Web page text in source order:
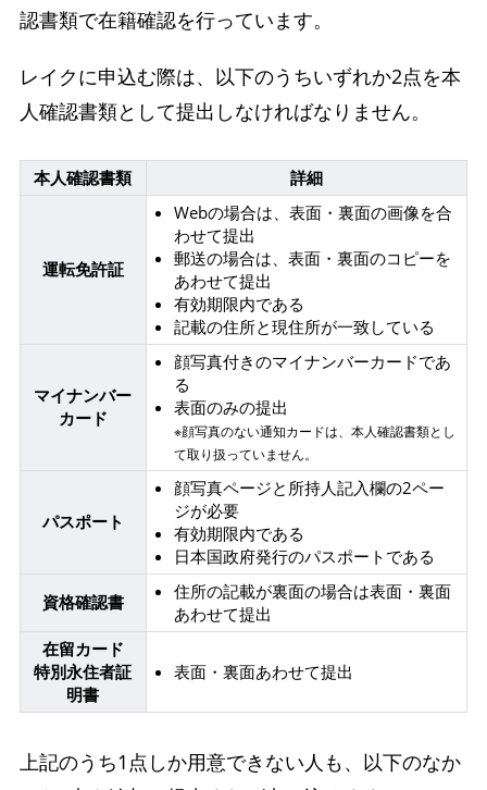
認書類で在籍確認を行っています。
レイクに申込む際は、以下のうちいずれか2点を本
人確認書類として提出しなければなりません。
本人確認書類 詳細
運転免許証
Webの場合は、表面・裏面の画像を合
わせて提出
郵送の場合は、表面・裏面のコピーを
あわせて提出
有効期限内である
記載の住所と現住所が一致している
マイナンバー
カード
顔写真付きのマイナンバーカードであ
る
表面のみの提出
※顔写真のない通知カードは、本人確認書類とし
て取り扱っていません。
パスポート
顔写真ページと所持人記入欄の2ペー
ジが必要
有効期限内である
日本国政府発行のパスポートである
資格確認書
住所の記載が裏面の場合は表面・裏面
あわせて提出
在留カード
特別永住者証
明書
表面・裏面あわせて提出
上記のうち1点しか用意できない人も、以下のなか